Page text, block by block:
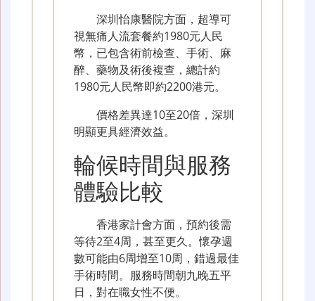
深圳怡康醫院方面，超導可
視無痛人流套餐約1980元人民
幣，已包含術前檢查、手術、麻
醉、藥物及術後複查，總計約
1980元人民幣即約2200港元。
價格差異達10至20倍，深圳
明顯更具經濟效益。
輪候時間與服務
體驗比較
香港家計會方面，預約後需
等待2至4周，甚至更久。懷孕週
數可能由6周增至10周，錯過最佳
手術時間。服務時間朝九晚五平
日，對在職女性不便。